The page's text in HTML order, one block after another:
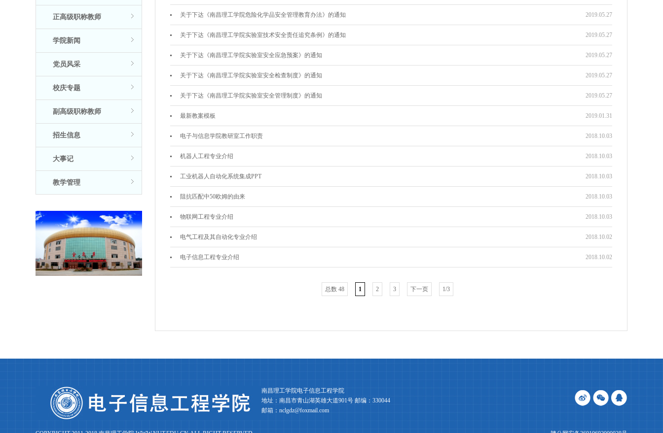
正高级职称教师
学院新闻
党员风采
校庆专题
副高级职称教师
招生信息
大事记
教学管理
2019.05.27
关于下达《南昌理工学院危险化学品安全管理教育办法》的通知
2019.05.27
关于下达《南昌理工学院实验室技术安全责任追究条例》的通知
2019.05.27
关于下达《南昌理工学院实验室安全应急预案》的通知
2019.05.27
关于下达《南昌理工学院实验室安全检查制度》的通知
2019.05.27
关于下达《南昌理工学院实验室安全管理制度》的通知
2019.01.31
最新教案模板
2018.10.03
电子与信息学院教研室工作职责
2018.10.03
机器人工程专业介绍
2018.10.03
工业机器人自动化系统集成PPT
2018.10.03
阻抗匹配中50欧姆的由来
2018.10.03
物联网工程专业介绍
2018.10.02
电气工程及其自动化专业介绍
2018.10.02
电子信息工程专业介绍
总数 48 1 2 3 下一页 1/3
南昌理工学院电子信息工程学院
地址：南昌市青山湖英雄大道901号 邮编：330044
邮箱：nclgdz@foxmail.com